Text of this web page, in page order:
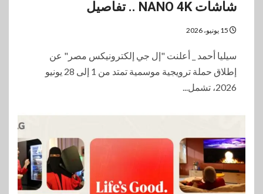
شاشات NANO 4K .. تفاصيل
سيليا أحمد _ أعلنت "إل جي إلكترونيكس مصر" عن
إطلاق حملة ترويجية موسمية تمتد من 1 إلى 28 يونيو
2026، تشمل...